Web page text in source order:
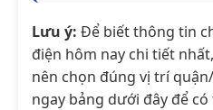
Lưu ý: Để biết thông tin
điện hôm nay chi tiết
nên chọn đúng vị trí
ngay bảng dưới đây để